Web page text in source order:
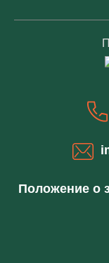
Положение о